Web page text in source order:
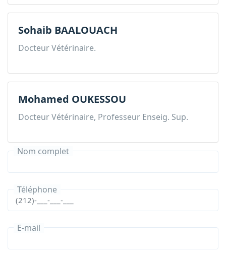
Sohaib BAALOUACH
Docteur Vétérinaire.
Mohamed OUKESSOU
Docteur Vétérinaire, Professeur Enseig. Sup.
Nom complet
Téléphone
E-mail